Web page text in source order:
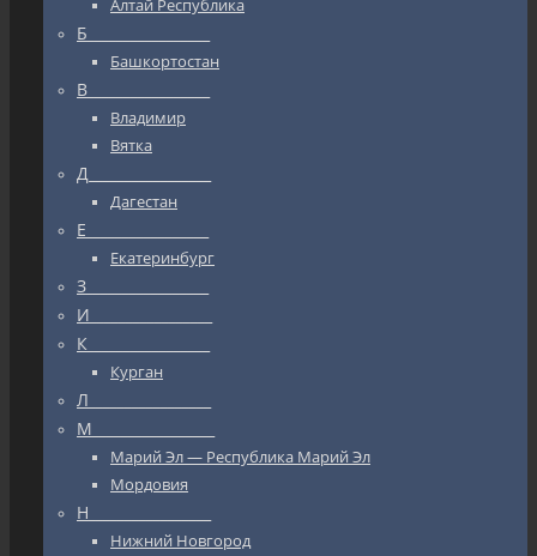
Алтай Республика
Б_________________
Башкортостан
В_________________
Владимир
Вятка
Д_________________
Дагестан
Е_________________
Екатеринбург
З_________________
И_________________
К_________________
Курган
Л_________________
М_________________
Марий Эл — Республика Марий Эл
Мордовия
Н_________________
Нижний Новгород